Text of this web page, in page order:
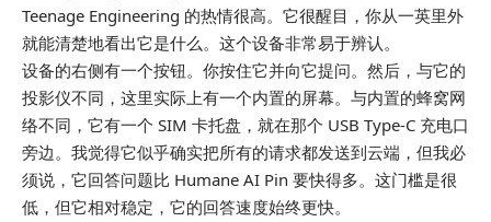
Teenage Engineering 的热情很高。它很醒目，你从一英里外
就能清楚地看出它是什么。这个设备非常易于辨认。
设备的右侧有一个按钮。你按住它并向它提问。然后，与它的
投影仪不同，这里实际上有一个内置的屏幕。与内置的蜂窝网
络不同，它有一个 SIM 卡托盘，就在那个 USB Type-C 充电口
旁边。我觉得它似乎确实把所有的请求都发送到云端，但我必
须说，它回答问题比 Humane AI Pin 要快得多。这门槛是很
低，但它相对稳定，它的回答速度始终更快。